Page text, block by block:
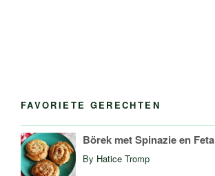
FAVORIETE GERECHTEN
Börek met Spinazie en Feta
By Hatice Tromp